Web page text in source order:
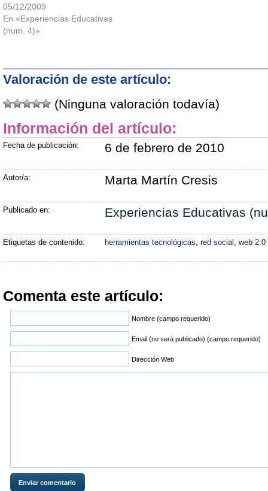
05/12/2009
En «Experiencias Educativas
(num. 4)»
Valoración de este artículo:
(Ninguna valoración todavía)
Información del artículo:
Fecha de publicación: 6 de febrero de 2010
Autor/a: Marta Martín Cresis
Publicado en: Experiencias Educativas
Etiquetas de contenido: herramientas tecnológicas red social web 2.0
Comenta este artículo:
Nombre (campo requerido)
Email (no será publicado) (campo requerido)
Dirección Web